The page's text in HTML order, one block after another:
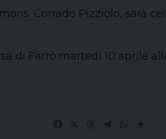
Corrado Pizziolo, sarà
di Farrò martedì 10 aprile